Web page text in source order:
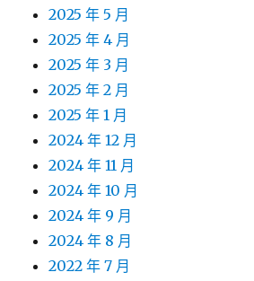
2025 年 5 月
2025 年 4 月
2025 年 3 月
2025 年 2 月
2025 年 1 月
2024 年 12 月
2024 年 11 月
2024 年 10 月
2024 年 9 月
2024 年 8 月
2022 年 7 月